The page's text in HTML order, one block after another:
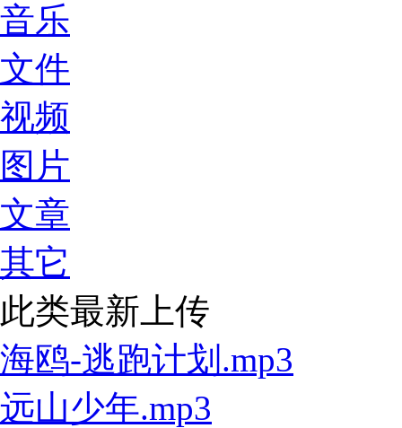
音乐
文件
视频
图片
文章
其它
此类最新上传
海鸥-逃跑计划.mp3
远山少年.mp3